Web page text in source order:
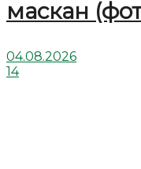
маскан
04.08.2026
14